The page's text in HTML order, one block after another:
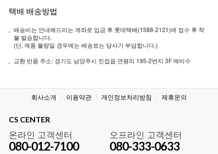
택배 배송방법
배송비는 안내해드리는 계좌로 입금 후 롯데택배(1588-2121)에 접수 후 착
불 발송합니다.
(단, 제품 불량일 경우에는 배송료는 당사가 부담합니다.)
교환 반품 주소: 경기도 남양주시 진접읍 연평리 195-2번지 3F 에비수
회사소개 이용약관 개인정보처리방침 제휴문의
CS CENTER
온라인 고객센터
080-012-7100
오프라인 고객센터
080-333-0633